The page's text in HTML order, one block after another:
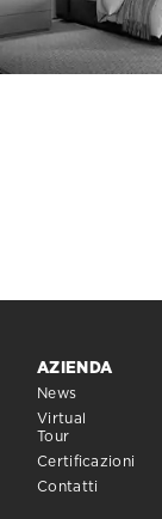
AZIENDA
News
Virtual
Tour
Certificazioni
Contatti